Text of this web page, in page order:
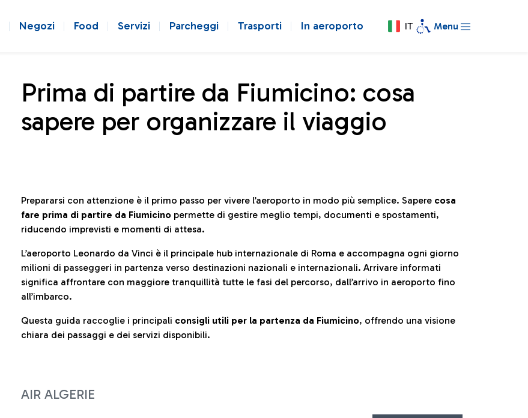
Negozi Food Servizi Parcheggi Trasporti In aeroporto IT Menu
Prima di partire da Fiumicino: cosa
sapere per organizzare il viaggio
Prepararsi con attenzione è il primo passo per vivere l’aeroporto in modo più semplice. Sapere cosa
fare prima di partire da Fiumicino permette di gestire meglio tempi, documenti e spostamenti,
riducendo imprevisti e momenti di attesa.
L’aeroporto Leonardo da Vinci è il principale hub internazionale di Roma e accompagna ogni giorno
milioni di passeggeri in partenza verso destinazioni nazionali e internazionali. Arrivare informati
significa affrontare con maggiore tranquillità tutte le fasi del percorso, dall’arrivo in aeroporto fino
all’imbarco.
Questa guida raccoglie i principali consigli utili per la partenza da Fiumicino, offrendo una visione
chiara dei passaggi e dei servizi disponibili.
AIR ALGERIE